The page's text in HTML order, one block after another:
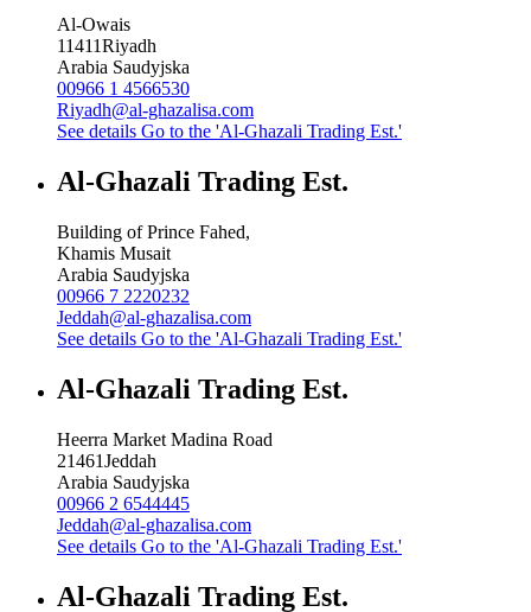
Al-Owais
11411Riyadh
Arabia Saudyjska
00966 1 4566530
Riyadh@al-ghazalisa.com
See details Go to the 'Al-Ghazali Trading Est.'
Al-Ghazali Trading Est.
Building of Prince Fahed,
Khamis Musait
Arabia Saudyjska
00966 7 2220232
Jeddah@al-ghazalisa.com
See details Go to the 'Al-Ghazali Trading Est.'
Al-Ghazali Trading Est.
Heerra Market Madina Road
21461Jeddah
Arabia Saudyjska
00966 2 6544445
Jeddah@al-ghazalisa.com
See details Go to the 'Al-Ghazali Trading Est.'
Al-Ghazali Trading Est.